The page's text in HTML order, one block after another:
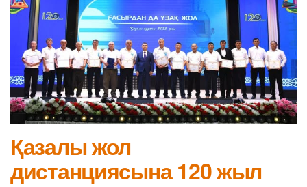
Қазалы жол
дистанциясына 120 жыл